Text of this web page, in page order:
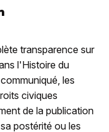
transparence sur
l'Histoire du
les
civiques
de la publication
postérité ou les